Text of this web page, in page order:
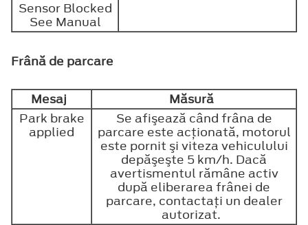
Sensor Blocked
See Manual
Frână de parcare
Mesaj
Măsură
Park brake
applied
Se afişează când frâna de
parcare este acţionată, motorul
este pornit şi viteza vehiculului
depăşeşte 5 km/h. Dacă
avertismentul rămâne activ
după eliberarea frânei de
parcare, contactaţi un dealer
autorizat.